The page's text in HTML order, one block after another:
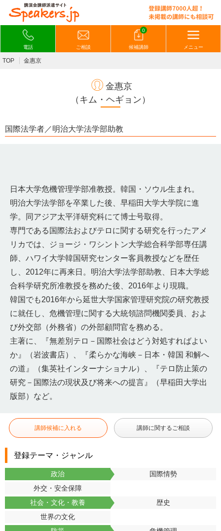
電話 ご相談
0
候補講師 メニュー
TOP 金惠京
金惠京
（キム・ヘギョン）
国際法学者／明治大学法学部助教
日本大学危機管理学部准教授。韓国・ソウル生まれ。
明治大学法学部を卒業した後、早稲田大学大学院に進
学。同アジア太平洋研究科にて博士号取得。
専門である国際法およびテロに関する研究を行ったアメ
リカでは、ジョージ・ワシントン大学総合科学部専任講
師、ハワイ大学韓国研究センター客員教授などを歴任
し、2012年に再来日。明治大学法学部助教、日本大学総
合科学研究所准教授を務めた後、2016年より現職。
韓国でも2016年から延世大学国家管理研究院の研究教授
に就任し、危機管理に関する大統領諮問機関委員、およ
び外交部（外務省）の外部顧問官を務める。
主著に、『無差別テロ－国際社会はどう対処すればよい
か』（岩波書店）、『柔らかな海峡－日本・韓国 和解へ
の道』（集英社インターナショナル）、『テロ防止策の
研究－国際法の現状及び将来への提言』（早稲田大学出
版部）など。
講師候補に入れる 講師に関するご相談
登録テーマ・ジャンル
政治
国際情勢
外交・安全保障
社会・文化・教養
歴史
世界の文化